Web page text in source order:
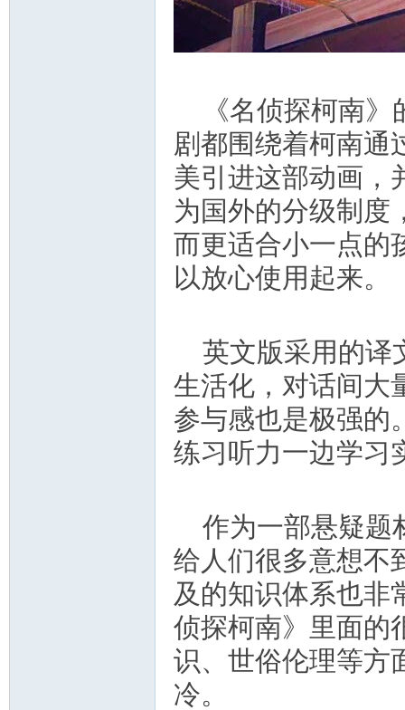
《名侦探柯南
剧都围绕着柯南通
美引进这部动画，
为国外的分级制度
而更适合小一点的
以放心使用起来。
英文版采用的译
生活化，对话间大
参与感也是极强的
练习听力一边学习
作为一部悬疑题
给人们很多意想不
及的知识体系也非
侦探柯南》里面的
识、世俗伦理等方
冷。